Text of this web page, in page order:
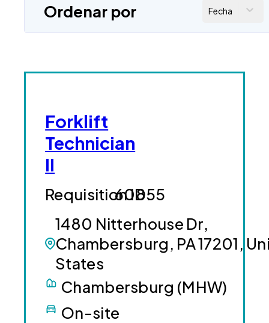
Ordenar por Fecha
Forklift
Technician
II
1480 Nitterhouse Dr,
Chambersburg, PA 17201,
States
60855
Chambersburg (MHW)
On-site